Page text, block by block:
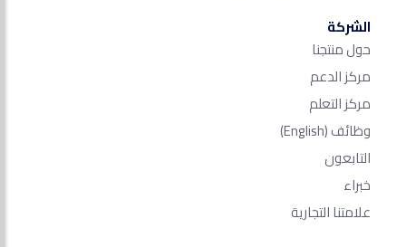
الشركة
حول منتجنا
مركز الدعم
مركز التعلم
وظائف(English)
التابعون
خبراء
علامتنا التجارية